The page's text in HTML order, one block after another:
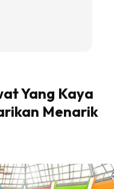
Yang Kaya
Menarik